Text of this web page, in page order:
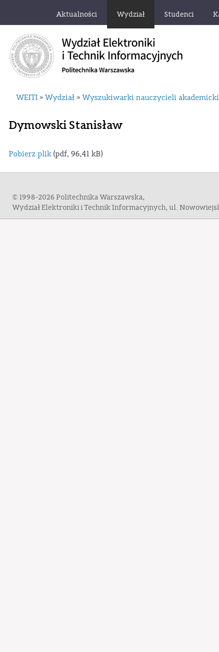
Aktualności Wydział Studenci
WEITI » Wydział » Wyszukiwarki nauczycieli
Dymowski Stanisław
Pobierz plik(pdf, 96,41 kB)
© 1998-2026 Politechnika Warszawska,
Wydział Elektroniki i Technik Informacyjnych, ul.